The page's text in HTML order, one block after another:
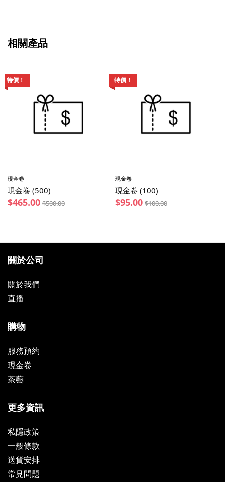
相關產品
特價！
現金卷
現金卷 (500)
$465.00 $500.00
特價！
現金卷
現金卷 (100)
$95.00 $100.00
關於公司
關於我們
直播
購物
服務預約
現金卷
茶藝
更多資訊
私隱政策
一般條款
送貨安排
常見問題